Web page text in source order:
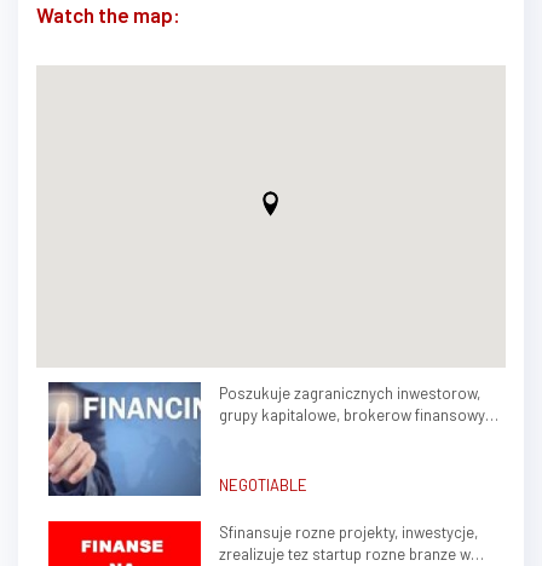
Watch the map:
Poszukuje zagranicznych inwestorow,
grupy kapitalowe, brokerow finansowych
NEGOTIABLE
Sfinansuje rozne projekty, inwestycje,
zrealizuje tez startup rozne branze w